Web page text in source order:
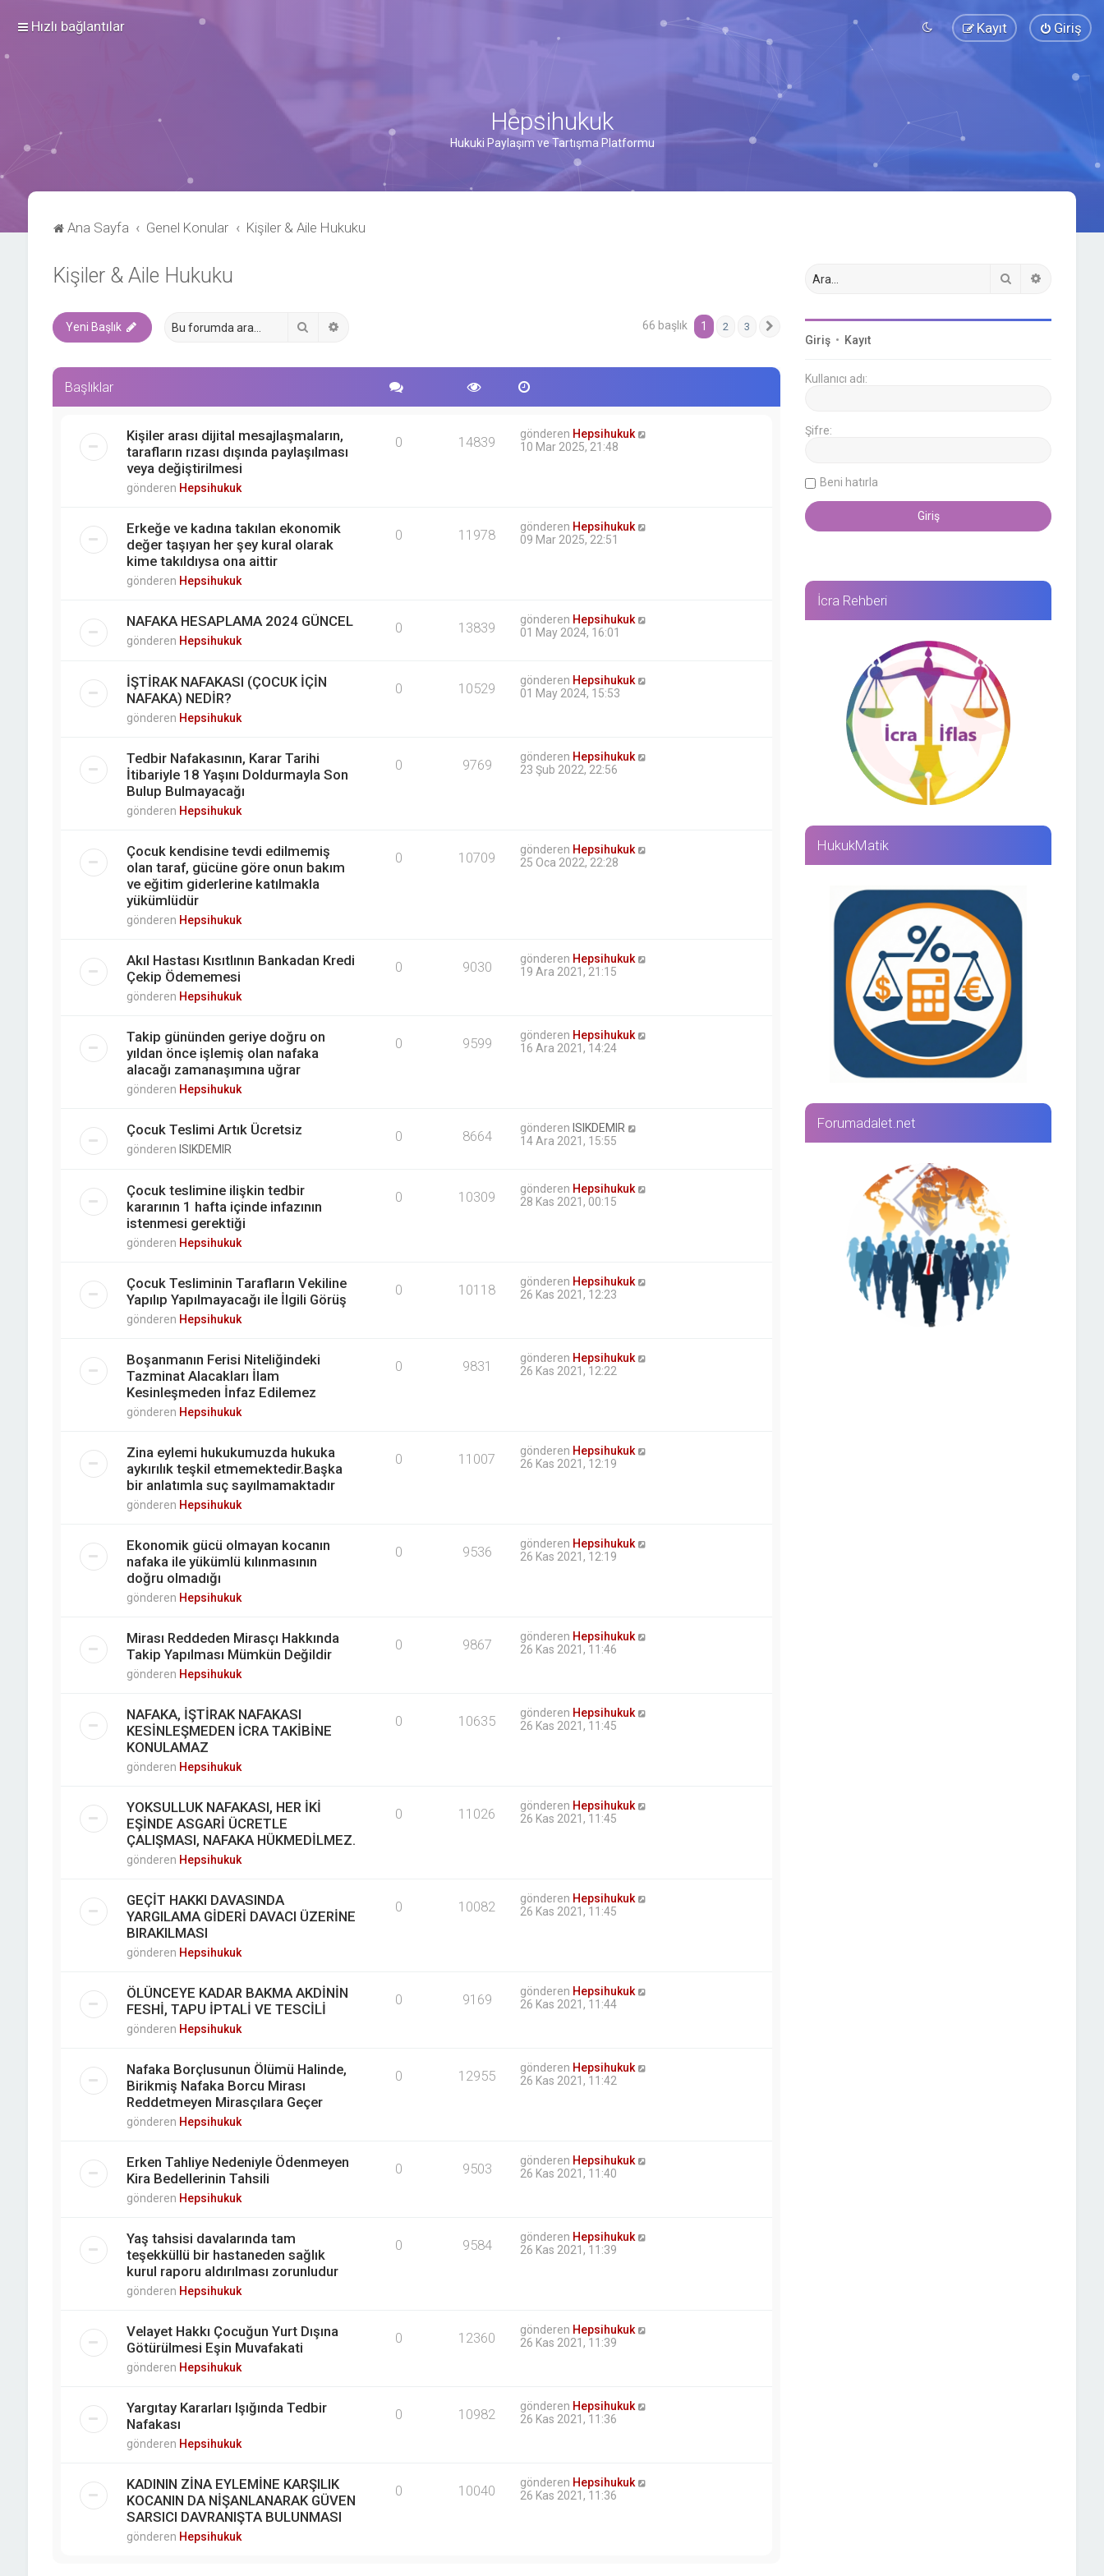
Hızlı bağlantılar Giriş
Kayıt
Hepsihukuk
Hukuki Paylaşım ve Tartışma Platformu
Ana Sayfa Genel Konular Kişiler & Aile Hukuku
Kişiler & Aile Hukuku
Yeni Başlık 66 başlık 1 2 3
Başlıklar
Kişiler arası dijital mesajlaşmaların,
tarafların rızası dışında paylaşılması
veya değiştirilmesi
gönderen Hepsihukuk
0 14839 gönderen Hepsihukuk
10 Mar 2025, 21:48
Erkeğe ve kadına takılan ekonomik
değer taşıyan her şey kural olarak
kime takıldıysa ona aittir
gönderen Hepsihukuk
0 11978 gönderen Hepsihukuk
09 Mar 2025, 22:51
NAFAKA HESAPLAMA 2024 GÜNCEL
gönderen Hepsihukuk
0 13839 gönderen Hepsihukuk
01 May 2024, 16:01
İŞTİRAK NAFAKASI (ÇOCUK İÇİN
NAFAKA) NEDİR?
gönderen Hepsihukuk
0 10529 gönderen Hepsihukuk
01 May 2024, 15:53
Tedbir Nafakasının, Karar Tarihi
İtibariyle 18 Yaşını Doldurmayla Son
Bulup Bulmayacağı
gönderen Hepsihukuk
0 9769 gönderen Hepsihukuk
23 Şub 2022, 22:56
Çocuk kendisine tevdi edilmemiş
olan taraf, gücüne göre onun bakım
ve eğitim giderlerine katılmakla
yükümlüdür
gönderen Hepsihukuk
0 10709 gönderen Hepsihukuk
25 Oca 2022, 22:28
Akıl Hastası Kısıtlının Bankadan Kredi
Çekip Ödememesi
gönderen Hepsihukuk
0 9030 gönderen Hepsihukuk
19 Ara 2021, 21:15
Takip gününden geriye doğru on
yıldan önce işlemiş olan nafaka
alacağı zamanaşımına uğrar
gönderen Hepsihukuk
0 9599 gönderen Hepsihukuk
16 Ara 2021, 14:24
Çocuk Teslimi Artık Ücretsiz
gönderen ISIKDEMIR
0 8664 gönderen ISIKDEMIR
14 Ara 2021, 15:55
Çocuk teslimine ilişkin tedbir
kararının 1 hafta içinde infazının
istenmesi gerektiği
gönderen Hepsihukuk
0 10309 gönderen Hepsihukuk
28 Kas 2021, 00:15
Çocuk Tesliminin Tarafların Vekiline
Yapılıp Yapılmayacağı ile İlgili Görüş
gönderen Hepsihukuk
0 10118 gönderen Hepsihukuk
26 Kas 2021, 12:23
Boşanmanın Ferisi Niteliğindeki
Tazminat Alacakları İlam
Kesinleşmeden İnfaz Edilemez
gönderen Hepsihukuk
0 9831 gönderen Hepsihukuk
26 Kas 2021, 12:22
Zina eylemi hukukumuzda hukuka
aykırılık teşkil etmemektedir.Başka
bir anlatımla suç sayılmamaktadır
gönderen Hepsihukuk
0 11007 gönderen Hepsihukuk
26 Kas 2021, 12:19
Ekonomik gücü olmayan kocanın
nafaka ile yükümlü kılınmasının
doğru olmadığı
gönderen Hepsihukuk
0 9536 gönderen Hepsihukuk
26 Kas 2021, 12:19
Mirası Reddeden Mirasçı Hakkında
Takip Yapılması Mümkün Değildir
gönderen Hepsihukuk
0 9867 gönderen Hepsihukuk
26 Kas 2021, 11:46
NAFAKA, İŞTİRAK NAFAKASI
KESİNLEŞMEDEN İCRA TAKİBİNE
KONULAMAZ
gönderen Hepsihukuk
0 10635 gönderen Hepsihukuk
26 Kas 2021, 11:45
YOKSULLUK NAFAKASI, HER İKİ
EŞİNDE ASGARİ ÜCRETLE
ÇALIŞMASI, NAFAKA HÜKMEDİLMEZ.
gönderen Hepsihukuk
0 11026 gönderen Hepsihukuk
26 Kas 2021, 11:45
GEÇİT HAKKI DAVASINDA
YARGILAMA GİDERİ DAVACI ÜZERİNE
BIRAKILMASI
gönderen Hepsihukuk
0 10082 gönderen Hepsihukuk
26 Kas 2021, 11:45
ÖLÜNCEYE KADAR BAKMA AKDİNİN
FESHİ, TAPU İPTALİ VE TESCİLİ
gönderen Hepsihukuk
0 9169 gönderen Hepsihukuk
26 Kas 2021, 11:44
Nafaka Borçlusunun Ölümü Halinde,
Birikmiş Nafaka Borcu Mirası
Reddetmeyen Mirasçılara Geçer
gönderen Hepsihukuk
0 12955 gönderen Hepsihukuk
26 Kas 2021, 11:42
Erken Tahliye Nedeniyle Ödenmeyen
Kira Bedellerinin Tahsili
gönderen Hepsihukuk
0 9503 gönderen Hepsihukuk
26 Kas 2021, 11:40
Yaş tahsisi davalarında tam
teşekküllü bir hastaneden sağlık
kurul raporu aldırılması zorunludur
gönderen Hepsihukuk
0 9584 gönderen Hepsihukuk
26 Kas 2021, 11:39
Velayet Hakkı Çocuğun Yurt Dışına
Götürülmesi Eşin Muvafakati
gönderen Hepsihukuk
0 12360 gönderen Hepsihukuk
26 Kas 2021, 11:39
Yargıtay Kararları Işığında Tedbir
Nafakası
gönderen Hepsihukuk
0 10982 gönderen Hepsihukuk
26 Kas 2021, 11:36
KADININ ZİNA EYLEMİNE KARŞILIK
KOCANIN DA NİŞANLANARAK GÜVEN
SARSICI DAVRANIŞTA BULUNMASI
gönderen Hepsihukuk
0 10040 gönderen Hepsihukuk
26 Kas 2021, 11:36
Ara
Giriş • Kayıt
Kullanıcı adı:
Şifre:
Beni hatırla
İcra Rehberi
HukukMatik
Forumadalet.net